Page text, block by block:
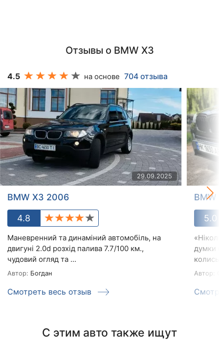
Отзывы о BMW X3
4.5 на основе 704 отзыва
29.09.2025
BMW X3 2006
4.8
Маневренний та динаміний автомобіль, на
двигуні 2.0d розхід палива 7.7/100 км.,
чудовий огляд та ...
Автор: Богдан
Смотреть весь отзыв
5.0
думки
Автор:
С этим авто также ищут